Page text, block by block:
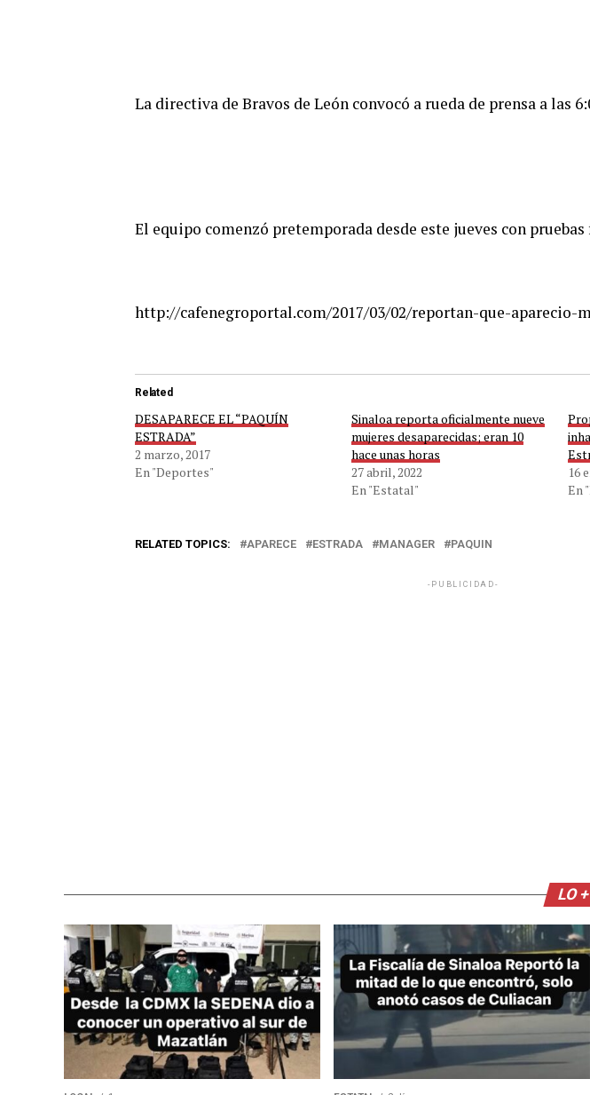
La directiva de Bravos de León convocó a rueda de prensa a las
El equipo comenzó pretemporada desde este jueves con pruebas
http://cafenegroportal.com/2017/03/02/reportan-que-aparecio-
Related
DESAPARECE EL “PAQUÍN
ESTRADA”
2 marzo, 2017
En "Deportes"
Sinaloa reporta oficialmente nueve
mujeres desaparecidas; eran 10
hace unas horas
27 abril, 2022
En "Estatal"
16
En
RELATED TOPICS: APARECE ESTRADA MANAGER PAQUIN
-PUBLICIDAD-
LO